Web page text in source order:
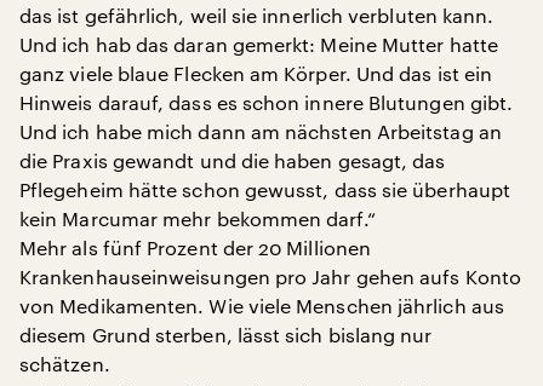
das ist gefährlich, weil sie innerlich verbluten kann.
Und ich hab das daran gemerkt: Meine Mutter hatte
ganz viele blaue Flecken am Körper. Und das ist ein
Hinweis darauf, dass es schon innere Blutungen gibt.
Und ich habe mich dann am nächsten Arbeitstag an
die Praxis gewandt und die haben gesagt, das
Pflegeheim hätte schon gewusst, dass sie überhaupt
kein Marcumar mehr bekommen darf.“
Mehr als fünf Prozent der 20 Millionen
Krankenhauseinweisungen pro Jahr gehen aufs Konto
von Medikamenten. Wie viele Menschen jährlich aus
diesem Grund sterben, lässt sich bislang nur
schätzen.